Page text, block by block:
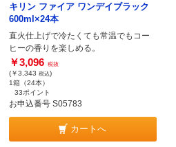
キリン ファイア ワンデイブラック
600ml×24本
直火仕上げで冷たくても常温でもコー
ヒーの香りを楽しめる。
￥3,096 税抜
(￥3,343 税込)
1箱（24本）
33ポイント
お申込番号 S05783
カートへ